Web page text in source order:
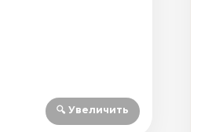
🔍 Увеличить